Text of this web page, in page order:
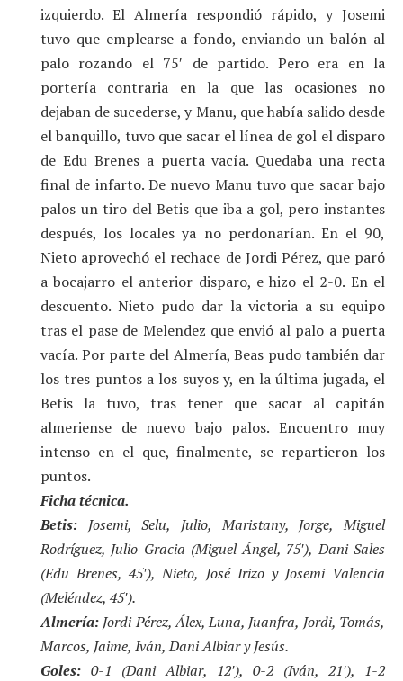
izquierdo. El Almería respondió rápido, y Josemi
tuvo que emplearse a fondo, enviando un balón al
palo rozando el 75′ de partido. Pero era en la
portería contraria en la que las ocasiones no
dejaban de sucederse, y Manu, que había salido desde
el banquillo, tuvo que sacar el línea de gol el disparo
de Edu Brenes a puerta vacía. Quedaba una recta
final de infarto. De nuevo Manu tuvo que sacar bajo
palos un tiro del Betis que iba a gol, pero instantes
después, los locales ya no perdonarían. En el 90,
Nieto aprovechó el rechace de Jordi Pérez, que paró
a bocajarro el anterior disparo, e hizo el 2-0. En el
descuento. Nieto pudo dar la victoria a su equipo
tras el pase de Melendez que envió al palo a puerta
vacía. Por parte del Almería, Beas pudo también dar
los tres puntos a los suyos y, en la última jugada, el
Betis la tuvo, tras tener que sacar al capitán
almeriense de nuevo bajo palos. Encuentro muy
intenso en el que, finalmente, se repartieron los
puntos.
Ficha técnica.
Betis: Josemi, Selu, Julio, Maristany, Jorge, Miguel
Rodríguez, Julio Gracia (Miguel Ángel, 75′), Dani Sales
(Edu Brenes, 45′), Nieto, José Irizo y Josemi Valencia
(Meléndez, 45′).
Almería: Jordi Pérez, Álex, Luna, Juanfra, Jordi, Tomás,
Marcos, Jaime, Iván, Dani Albiar y Jesús.
Goles: 0-1 (Dani Albiar, 12′), 0-2 (Iván, 21′), 1-2